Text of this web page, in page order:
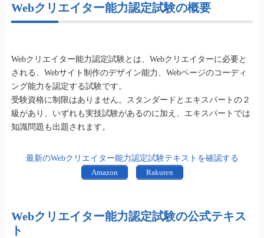
Webクリエイター能力認定試験の概要
Webクリエイター能力認定試験とは、Webクリエイターに必要と
される、Webサイト制作のデザイン能力、Webページのコーディ
ング能力を認定する試験です。
受験資格に制限はありません。スタンダードとエキスパートの２
級があり、いずれも実技試験があるのに加え、エキスパートでは
知識問題も出題されます。
最新のWebクリエイター能力認定試験テキストを確認する
Amazon
Rakuten
Webクリエイター能力認定試験の公式テキス
ト